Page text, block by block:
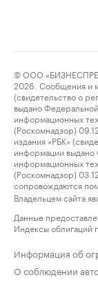
© ООО
2026. Сообщения и
(свидетельство о
выдано
информационных
(Роскомнадзор)
издания «РБК»
информации выдано
информационных
(Роскомнадзор)
сопровождаются
Владельцем сайта
Данные
Индексы облигаций
Информация об
О соблюдении